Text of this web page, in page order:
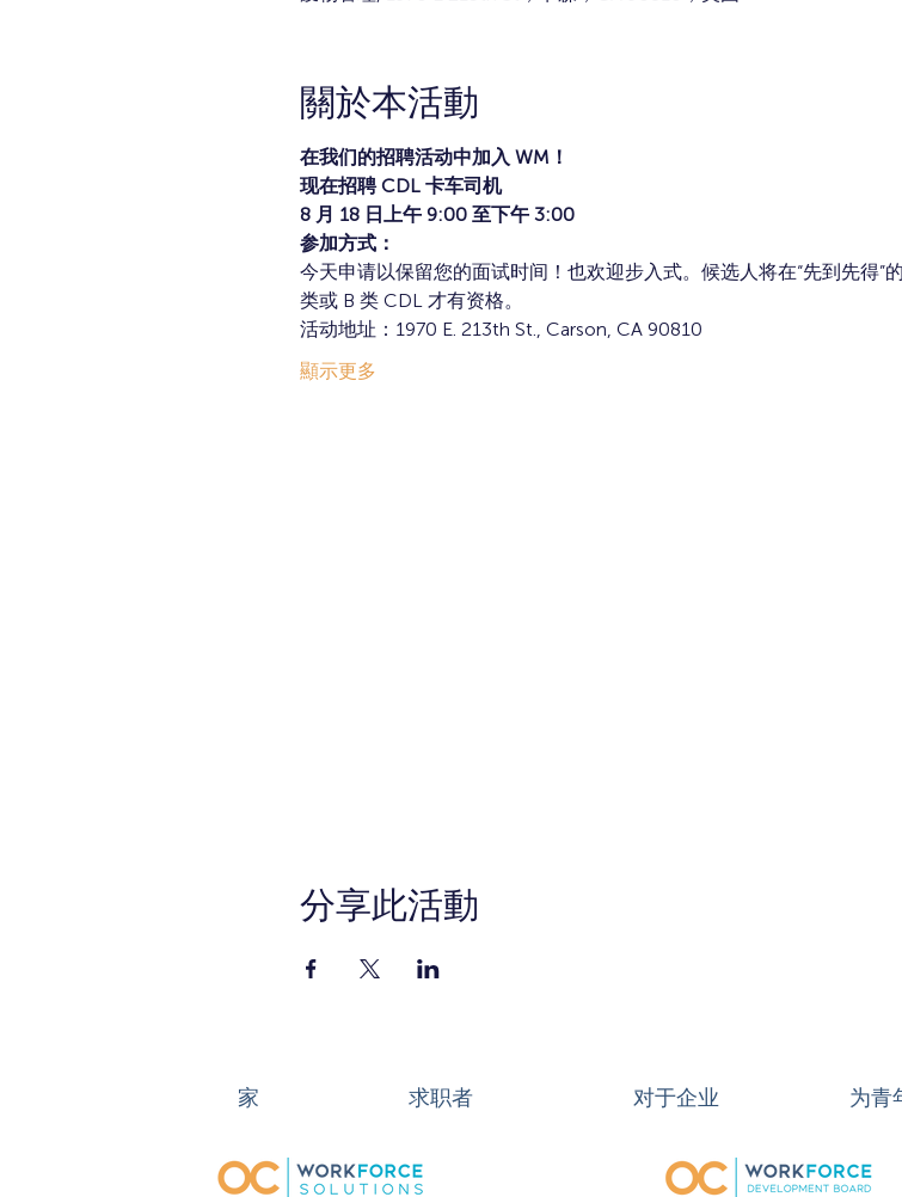
關於本活動
在我们的招聘活动中加入 WM！
现在招聘 CDL 卡车司机
8 月 18 日上午 9:00 至下午 3:00
参加方式：
今天申请以保留您的面试时间！也欢迎步入式。候选人将在“先到先得”
类或 B 类 CDL 才有资格。
活动地址：1970 E. 213th St., Carson, CA 90810
顯示更多
分享此活動
家 求职者 对于企业 为青